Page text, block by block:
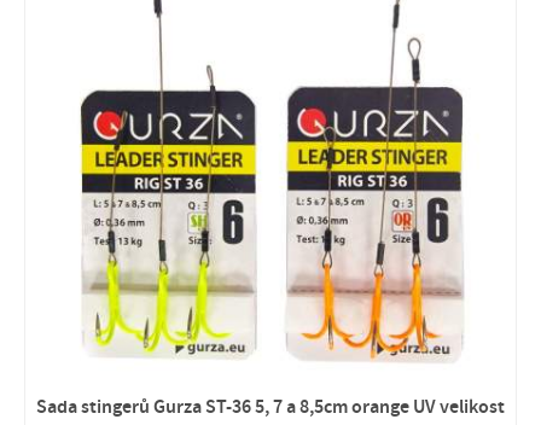
Sada stingerů Gurza ST-36 5, 7 a 8,5cm orange UV velikost